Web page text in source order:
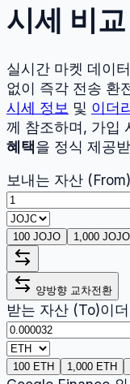
시세 비교
실시간 마켓 데이
없이 즉각 전송 환
시세 정보 및 이더
께 참조하며, 가입
혜택을 정식 제공
보내는 자산 (From)
100 JOJO 1,000 JOJO
양방향 교차전환
받는 자산 (To)이
100 ETH 1,000 ETH